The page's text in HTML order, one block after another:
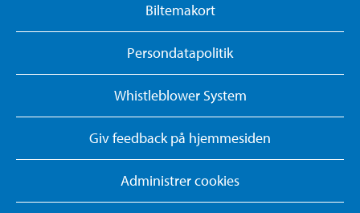
Biltemakort
Persondatapolitik
Whistleblower System
Giv feedback på hjemmesiden
Administrer cookies